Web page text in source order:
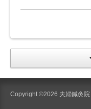
Copyright ©2026 夫婦鍼灸院